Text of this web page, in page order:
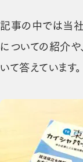
記事の中では当社
についての紹介や
いて答えています。